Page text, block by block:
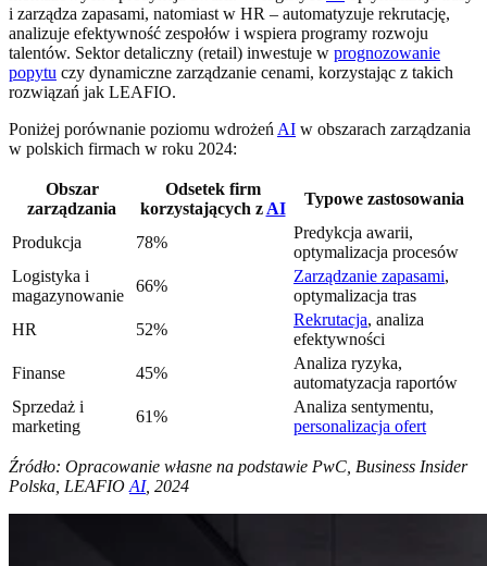
i zarządza zapasami, natomiast w HR – automatyzuje rekrutację,
analizuje efektywność zespołów i wspiera programy rozwoju
talentów. Sektor detaliczny (retail) inwestuje w prognozowanie
popytu czy dynamiczne zarządzanie cenami, korzystając z takich
rozwiązań jak LEAFIO.
Poniżej porównanie poziomu wdrożeń AI w obszarach zarządzania
w polskich firmach w roku 2024:
Obszar
zarządzania
Odsetek firm
korzystających z AI
Typowe zastosowania
Produkcja 78%
Predykcja awarii,
optymalizacja procesów
Logistyka i
magazynowanie
66%
Zarządzanie zapasami,
optymalizacja tras
HR
52%
Rekrutacja, analiza
efektywności
Finanse
45%
Analiza ryzyka,
automatyzacja raportów
Sprzedaż i
marketing
61%
Analiza sentymentu,
personalizacja ofert
Źródło: Opracowanie własne na podstawie PwC, Business Insider
Polska, LEAFIO AI, 2024